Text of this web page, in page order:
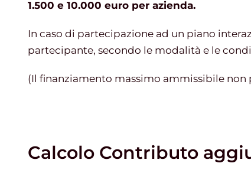
1.500 e 10.000 euro per azienda.
In caso di partecipazione ad un piano
partecipante, secondo le modalità e le
(Il finanziamento massimo ammissibile non
Calcolo Contributo